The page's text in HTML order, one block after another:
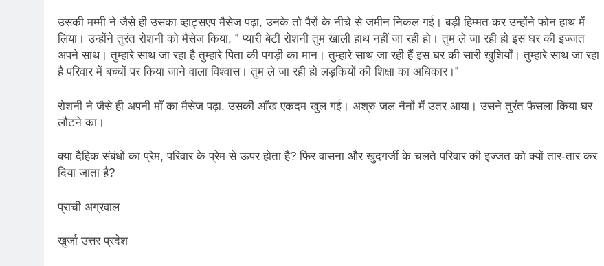
3 Years Ago
विश्व पुस्तक मेले (10-18 फरवरी) में अनुराधा प्रकाशन के स्टाल पर अपनी पुस्तक को प्रदर्शित/
3 Years Ago
२१वीं सदी में विश्व में हिंदी भाषा की स्वीकृति मत बहाओ खून
सम्पादकीय : इंडिया / भारत , जी-20 में ‘भार-त’ का चमका सितारा
3 Years Ago
श्री हनुमानजी का जन्म
कहां चला गया पुलिस के
उसकी मम्मी ने जैसे ही उसका व्हाट्सएप मैसेज पढ़ा, उनके तो पैरों के नीचे से जमीन निकल गई। बड़ी हिम्मत कर उन्होंने फोन हाथ में
लिया। उन्होंने तुरंत रोशनी को मैसेज किया, ” प्यारी बेटी रोशनी तुम खाली हाथ नहीं जा रही हो। तुम ले जा रही हो इस घर की इज्जत
अपने साथ। तुम्हारे साथ जा रहा है तुम्हारे पिता की पगड़ी का मान। तुम्हारे साथ जा रही हैं इस घर की सारी खुशियाँ। तुम्हारे साथ जा रहा
है परिवार में बच्चों पर किया जाने वाला विश्वास। तुम ले जा रही हो लड़कियों की शिक्षा का अधिकार।”
रोशनी ने जैसे ही अपनी माँ का मैसेज पढ़ा, उसकी आँख एकदम खुल गई। अश्रु जल नैनों में उतर आया। उसने तुरंत फैसला किया घर
लौटने का।
क्या दैहिक संबंधों का प्रेम, परिवार के प्रेम से ऊपर होता है? फिर वासना और खुदगर्जी के चलते परिवार की इज्जत को क्यों तार-तार कर
दिया जाता है?
प्राची अग्रवाल
खुर्जा उत्तर प्रदेश